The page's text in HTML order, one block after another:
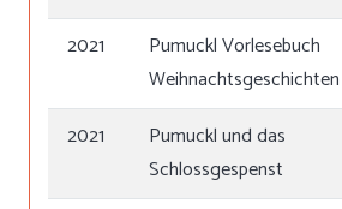
2021
Pumuckl Vorlesebuch
Weihnachtsgeschichten
2021
Pumuckl und das
Schlossgespenst